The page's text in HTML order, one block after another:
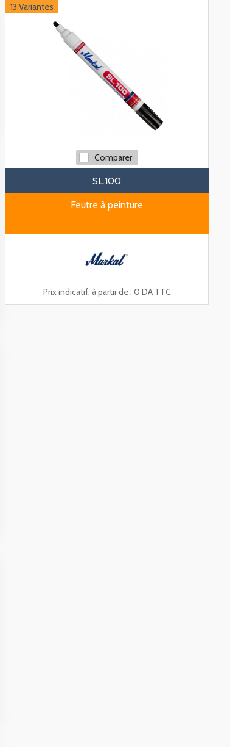
13 Variantes
Comparer
SL.100
Feutre à peinture
Prix indicatif, à partir de : 0 DA TTC